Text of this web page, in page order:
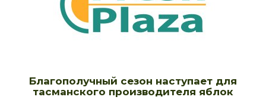
Благополучный сезон наступает для
тасманского производителя яблок